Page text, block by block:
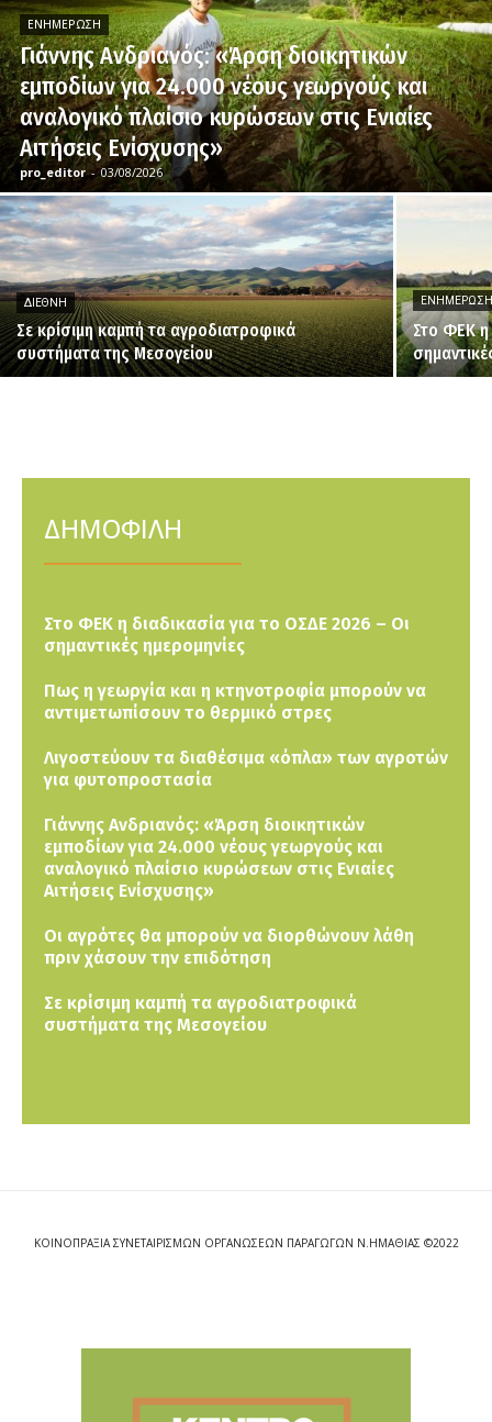
ΕΝΗΜΈΡΩΣΗ
Γιάννης Ανδριανός: «Άρση διοικητικών
εμποδίων για 24.000 νέους γεωργούς και
αναλογικό πλαίσιο κυρώσεων στις Ενιαίες
Αιτήσεις Ενίσχυσης»
pro_editor - 03/08/2026
ΔΙΕΘΝΉ
Σε κρίσιμη καμπή τα αγροδιατροφικά
συστήματα της Μεσογείου
Στο ΦΕΚ η
ΔΗΜΟΦΙΛΗ
Στο ΦΕΚ η διαδικασία για το ΟΣΔΕ 2026 – Οι
σημαντικές ημερομηνίες
Πως η γεωργία και η κτηνοτροφία μπορούν να
αντιμετωπίσουν το θερμικό στρες
Λιγοστεύουν τα διαθέσιμα «όπλα» των αγροτών
για φυτοπροστασία
Γιάννης Ανδριανός: «Άρση διοικητικών
εμποδίων για 24.000 νέους γεωργούς και
αναλογικό πλαίσιο κυρώσεων στις Ενιαίες
Αιτήσεις Ενίσχυσης»
Οι αγρότες θα μπορούν να διορθώνουν λάθη
πριν χάσουν την επιδότηση
Σε κρίσιμη καμπή τα αγροδιατροφικά
συστήματα της Μεσογείου
ΚΟΙΝΟΠΡΑΞΙΑ ΣΥΝΕΤΑΙΡΙΣΜΩΝ ΟΡΓΑΝΩΣΕΩΝ ΠΑΡΑΓΩΓΩΝ Ν.ΗΜΑΘΙΑΣ ©2022